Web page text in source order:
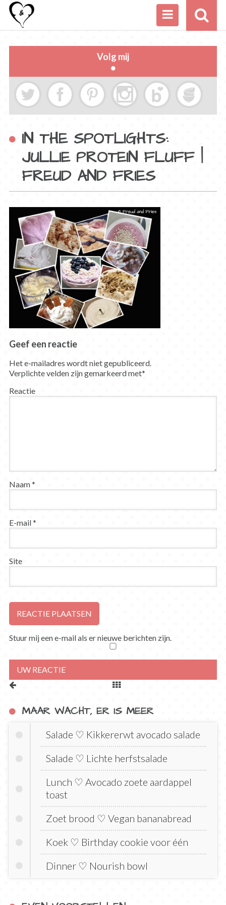
Volg mij
IN THE SPOTLIGHTS:
JULLIE PROTEIN FLUFF |
FREUD AND FRIES
Geef een reactie
Het e-mailadres wordt niet gepubliceerd.
Verplichte velden zijn gemarkeerd met*
Reactie
Naam*
E-mail*
Site
Stuur mij een e-mail als er nieuwe berichten zijn.
MAAR WACHT, ER IS MEER
Salade ♡ Kikkererwt avocado salade
Salade ♡ Lichte herfstsalade
Lunch ♡ Avocado zoete aardappel
toast
Zoet brood ♡ Vegan bananabread
Koek ♡ Birthday cookie voor één
Dinner ♡ Nourish bowl